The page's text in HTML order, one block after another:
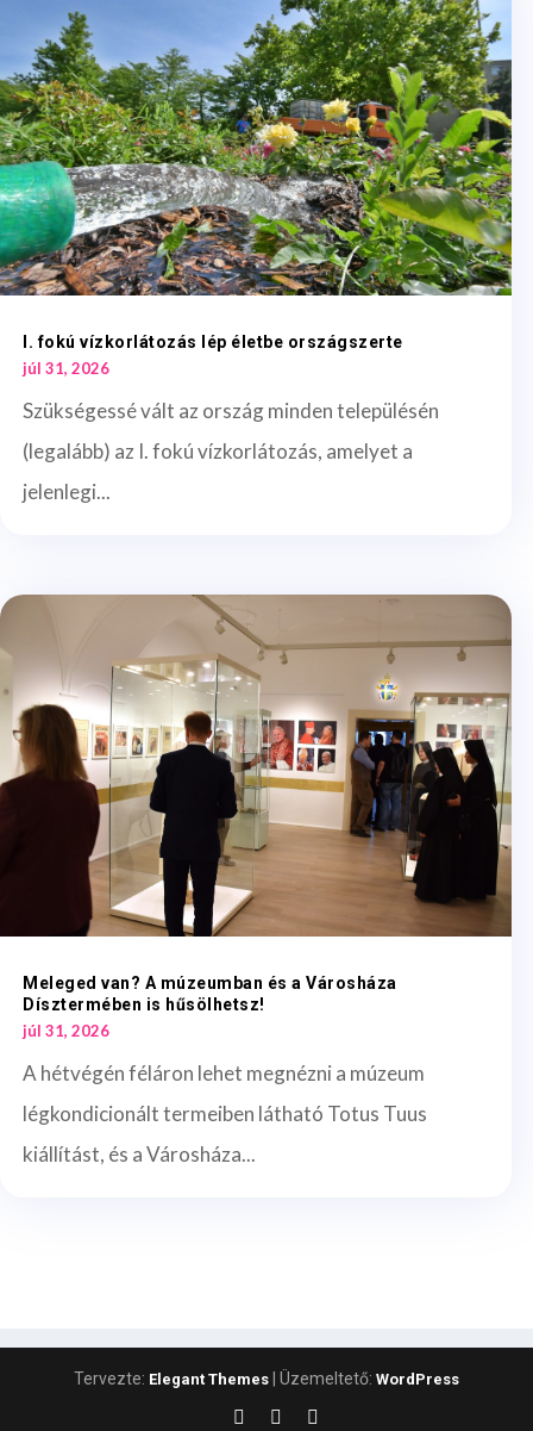
I. fokú vízkorlátozás lép életbe országszerte
júl 31, 2026
Szükségessé vált az ország minden településén
(legalább) az I. fokú vízkorlátozás, amelyet a
jelenlegi...
Meleged van? A múzeumban és a Városháza
Dísztermében is hűsölhetsz!
júl 31, 2026
A hétvégén féláron lehet megnézni a múzeum
légkondicionált termeiben látható Totus Tuus
kiállítást, és a Városháza...
Tervezte: Elegant Themes | Üzemeltető: WordPress